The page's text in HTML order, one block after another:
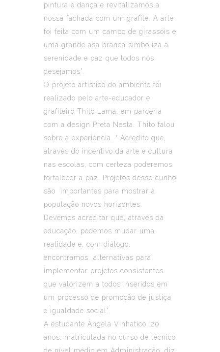
pintura e dança e revitalizamos a
nossa fachada com um grafite. A arte
foi feita com um campo de girassóis e
uma grande asa branca simboliza a
serenidade e paz que todos nós
desejamos”.
O projeto artístico do ambiente foi
realizado pelo arte-educador e
grafiteiro Thito Lama, em parceria
com a design Preta Nesta. Thito falou
sobre a experiência. “ Acredito que,
através do incentivo da arte e cultura
nas escolas, com certeza poderemos
fortalecer a paz. Projetos desse cunho
são importantes para mostrar à
população novos horizontes.
Devemos acreditar que, através da
educação, podemos mudar uma
realidade e, com diálogo,
encontramos alternativas para
implementar projetos consistentes
que valorizem a todos inseridos em
um processo de promoção de justiça
e igualdade social”.
A estudante Ângela Vinhatico, 20
anos, matriculada no curso de técnico
de nível médio em Administração, diz